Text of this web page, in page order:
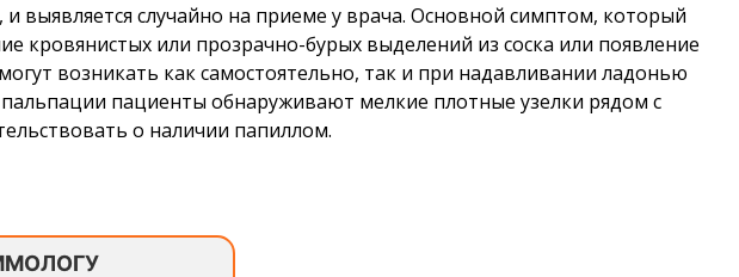
выявляется случайно на приеме у врача. Основной симптом, который
кровянистых или прозрачно-бурых выделений из соска или появление
возникать как самостоятельно, так и при надавливании ладонью
пациенты обнаруживают мелкие плотные узелки рядом с
о наличии папиллом.